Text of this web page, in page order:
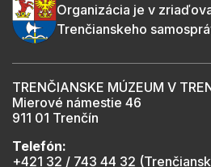
Organizácia je v
Trenčianskeho
TRENČIANSKE MÚZEUM V
Mierové námestie 46
911 01 Trenčín
Telefón:
+421 32 / 743 44 32